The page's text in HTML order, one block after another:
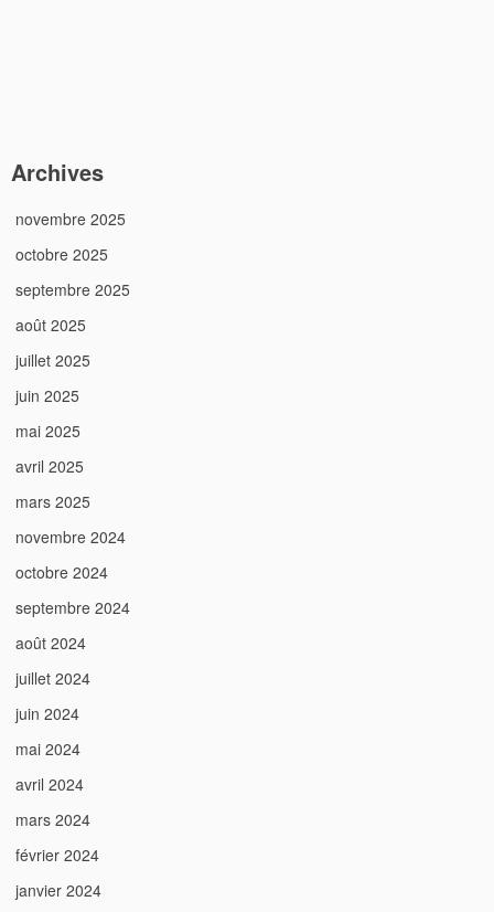
Archives
novembre 2025
octobre 2025
septembre 2025
août 2025
juillet 2025
juin 2025
mai 2025
avril 2025
mars 2025
novembre 2024
octobre 2024
septembre 2024
août 2024
juillet 2024
juin 2024
mai 2024
avril 2024
mars 2024
février 2024
janvier 2024